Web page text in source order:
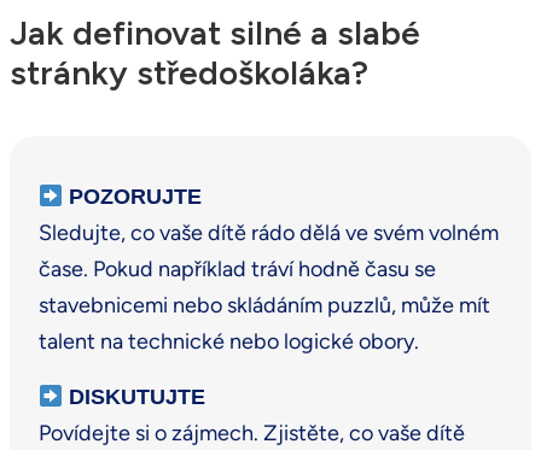
Jak definovat silné a slabé
stránky středoškoláka?
POZORUJTE
Sledujte, co vaše dítě rádo dělá ve svém volném
čase. Pokud například tráví hodně času se
stavebnicemi nebo skládáním puzzlů, může mít
talent na technické nebo logické obory.
DISKUTUJTE
Povídejte si o zájmech. Zjistěte, co vaše dítě